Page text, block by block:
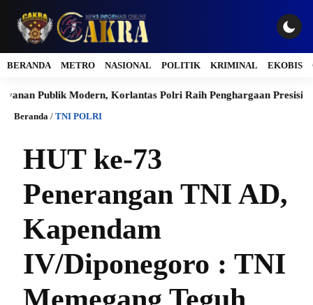
BERANDA METRO NASIONAL POLITIK KRIMINAL EKOBIS
Publik Modern, Korlantas Polri Raih Penghargaan Presisi Berkat
Beranda / TNI POLRI
HUT ke-73
Penerangan TNI AD,
Kapendam
IV/Diponegoro : TNI